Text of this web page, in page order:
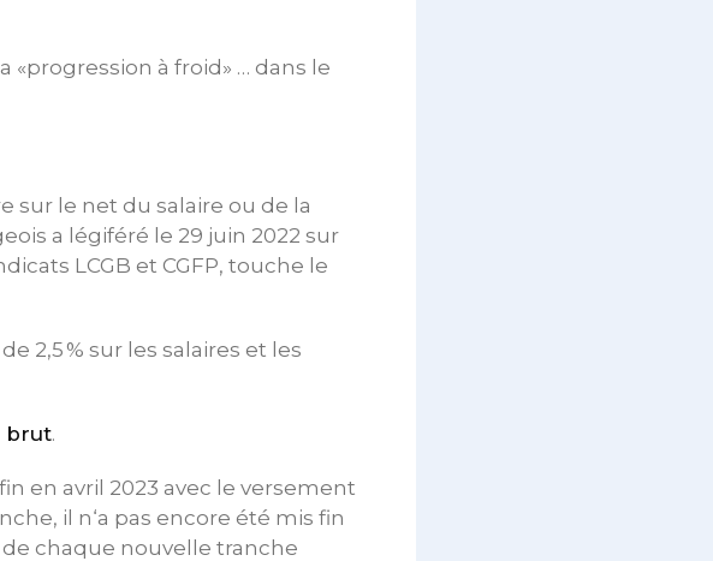
«progression à froid» … dans le
sur le net du salaire ou de la
a légiféré le 29 juin 2022 sur
LCGB et CGFP, touche le
2,5 % sur les salaires et les
brut.
en avril 2023 avec le versement
il n‘a pas encore été mis fin
de chaque nouvelle tranche